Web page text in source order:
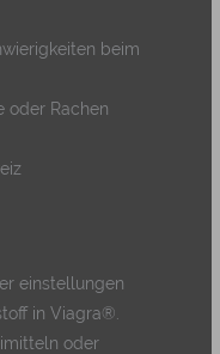
beim
oder Rachen
einstellungen
in Viagra®.
oder